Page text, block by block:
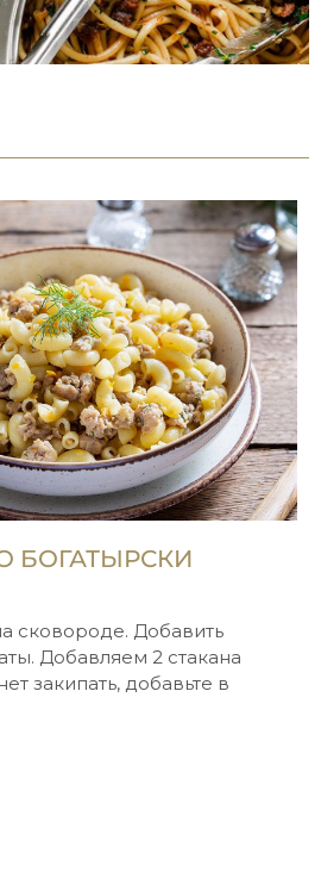
БОГАТЫРСКИ
сковороде. Добавить
Добавляем 2 стакана
закипать, добавьте в